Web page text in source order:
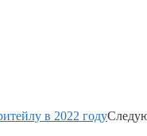
в 2022 году